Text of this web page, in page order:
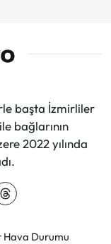
başta İzmirliler
bağlarının
2022 yılında
Hava Durumu